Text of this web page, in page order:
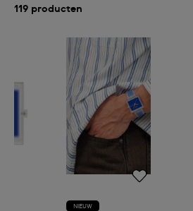
119 producten
NIEUW